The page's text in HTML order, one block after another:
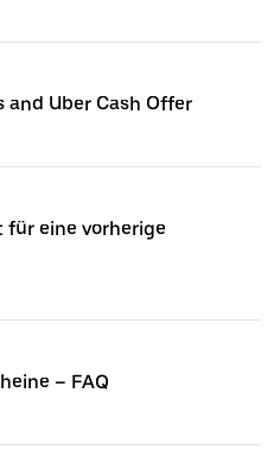
Uber Cash Offer
für eine vorherige
– FAQ